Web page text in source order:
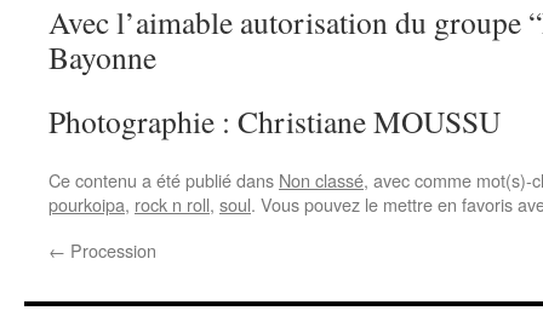
Avec l’aimable autorisation du groupe
Bayonne
Photographie : Christiane MOUSSU
Ce contenu a été publié dans Non classé, avec comme mot(s)-
pourkoipa, rock n roll, soul. Vous pouvez le mettre en favoris
← Procession